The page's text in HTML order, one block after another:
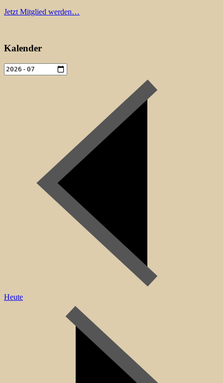
Jetzt Mitglied werden…
Kalender
Heute